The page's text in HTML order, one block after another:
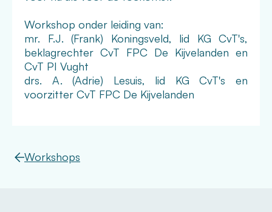
Workshop onder leiding van:
mr. F.J. (Frank) Koningsveld, lid KG CvT's,
beklagrechter CvT FPC De Kijvelanden en
CvT PI Vught
drs. A. (Adrie) Lesuis, lid KG CvT's en
voorzitter CvT FPC De Kijvelanden
Workshops